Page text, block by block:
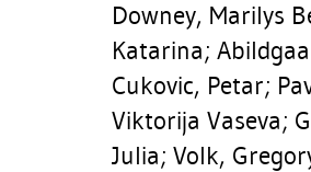
Downey, Marilys
Katarina;
Cukovic, Petar;
Viktorija Vaseva;
Julia; Volk,